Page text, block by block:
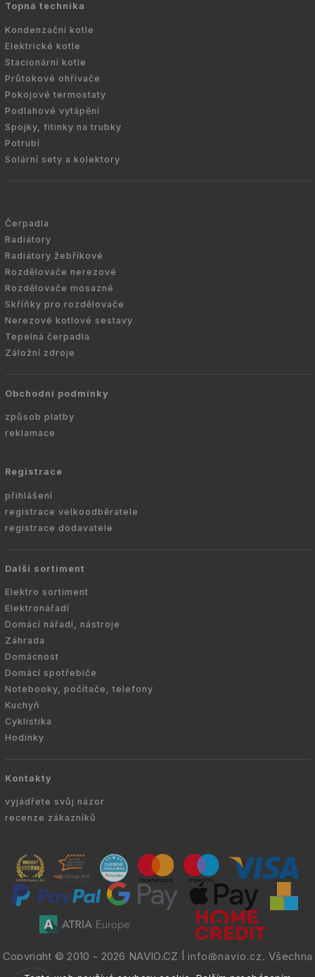
Topná technika
Kondenzační kotle
Elektrické kotle
Stacionární kotle
Průtokové ohřívače
Pokojové termostaty
Podlahové vytápění
Spojky, fitinky na trubky
Potrubí
Solární sety a kolektory
Čerpadla
Radiátory
Radiátory žebříkové
Rozdělovače nerezové
Rozdělovače mosazné
Skříňky pro rozdělovače
Nerezové kotlové sestavy
Tepelná čerpadla
Záložní zdroje
Obchodní podmínky
způsob platby
reklamace
Registrace
přihlášení
registrace velkoodběratele
registrace dodavatele
Další sortiment
Elektro sortiment
Elektronářadí
Domácí nářadí, nástroje
Záhrada
Domácnost
Domácí spotřebiče
Notebooky, počítače, telefony
Kuchyň
Cyklistika
Hodinky
Kontakty
vyjádřete svůj názor
recenze zákazníků
Copyright © 2010 - 2026 NAVIO.CZ info@navio.cz. Všechna